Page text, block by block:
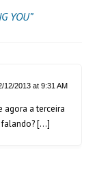
YOU”
12/2013 at 9:31 AM
agora a terceira
falando? […]